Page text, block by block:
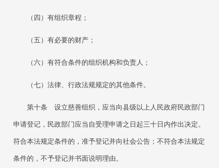
（四）有组织章程；
（五）有必要的财产；
（六）有符合条件的组织机构和负责人；
（七）法律、行政法规规定的其他条件。
第十条 设立慈善组织，应当向县级以上人民政府民政部门
申请登记，民政部门应当自受理申请之日起三十日内作出决定。
符合本法规定条件的，准予登记并向社会公告；不符合本法规定
条件的，不予登记并书面说明理由。